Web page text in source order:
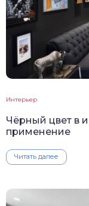
Интерьер
Чёрный цвет в
применение
Читать далее